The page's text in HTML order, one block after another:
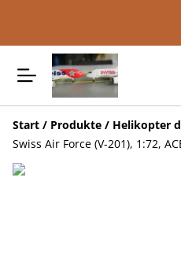
Start / Produkte / Helikopter
Swiss Air Force (V-201), 1:72,